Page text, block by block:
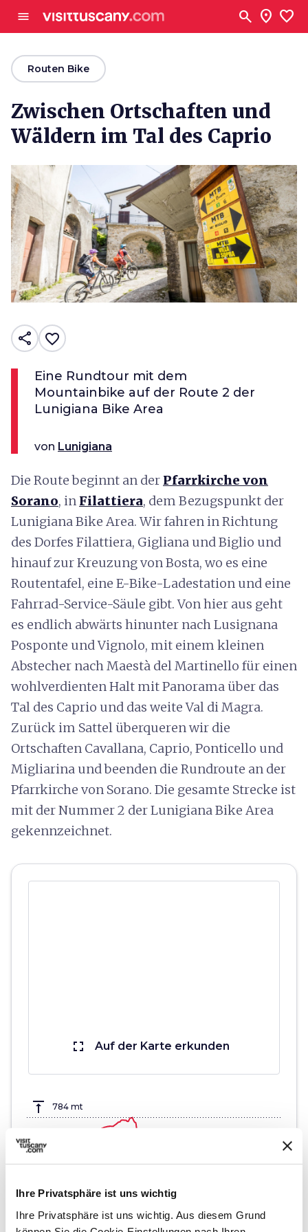
Ihre Privatsphäre ist uns wichtig
Ihre Privatsphäre ist uns wichtig. Aus diesem Grund
menu search location_on favorite
arrow_backRouten Bike
Zwischen Ortschaften und
Wäldern im Tal des Caprio
share favorite_border
Eine Rundtour mit dem
Mountainbike auf der Route 2 der
Lunigiana Bike Area
von Lunigiana
Die Route beginnt an der Pfarrkirche von
Sorano, in Filattiera, dem Bezugspunkt der
Lunigiana Bike Area. Wir fahren in Richtung
des Dorfes Filattiera, Gigliana und Biglio und
hinauf zur Kreuzung von Bosta, wo es eine
Routentafel, eine E-Bike-Ladestation und eine
Fahrrad-Service-Säule gibt. Von hier aus geht
es endlich abwärts hinunter nach Lusignana
Posponte und Vignolo, mit einem kleinen
Abstecher nach Maestà del Martinello für einen
wohlverdienten Halt mit Panorama über das
Tal des Caprio und das weite Val di Magra.
Zurück im Sattel überqueren wir die
Ortschaften Cavallana, Caprio, Ponticello und
Migliarina und beenden die Rundroute an der
Pfarrkirche von Sorano. Die gesamte Strecke ist
mit der Nummer 2 der Lunigiana Bike Area
gekennzeichnet.
fullscreen Auf der Karte erkunden
vertical_align_top 784 mt
vertical_align_bottom
Hinweise